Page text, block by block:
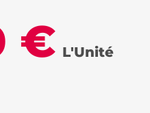
€ L'Unité